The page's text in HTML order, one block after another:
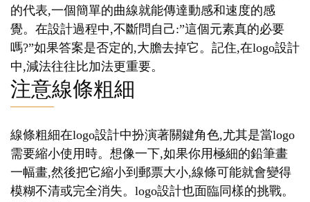
的代表,一個簡單的曲線就能傳達動感和速度的感
覺。在設計過程中,不斷問自己:”這個元素真的必要
嗎?”如果答案是否定的,大膽去掉它。記住,在logo設計
中,減法往往比加法更重要。
注意線條粗細
線條粗細在logo設計中扮演著關鍵角色,尤其是當logo
需要縮小使用時。想像一下,如果你用極細的鉛筆畫
一幅畫,然後把它縮小到郵票大小,線條可能就會變得
模糊不清或完全消失。logo設計也面臨同樣的挑戰。